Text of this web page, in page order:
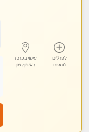
לפרטים
נוספים
עיסוי במרכז
ראשון לציון